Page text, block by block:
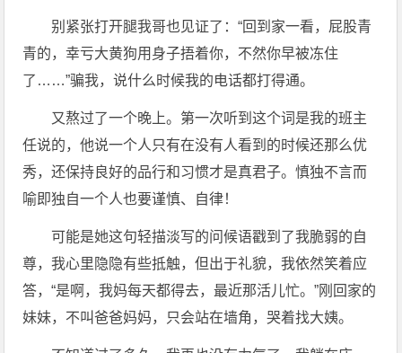
别紧张打开腿我哥也见证了：“回到家一看，屁股青
青的，幸亏大黄狗用身子捂着你，不然你早被冻住
了……”骗我，说什么时候我的电话都打得通。
又熬过了一个晚上。第一次听到这个词是我的班主
任说的，他说一个人只有在没有人看到的时候还那么优
秀，还保持良好的品行和习惯才是真君子。慎独不言而
喻即独自一个人也要谨慎、自律！
可能是她这句轻描淡写的问候语戳到了我脆弱的自
尊，我心里隐隐有些抵触，但出于礼貌，我依然笑着应
答，“是啊，我妈每天都得去，最近那活儿忙。”刚回家的
妹妹，不叫爸爸妈妈，只会站在墙角，哭着找大姨。